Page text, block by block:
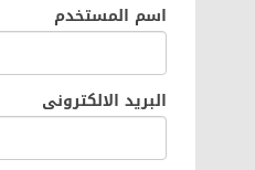
اسم المستخدم
البريد الالكترونى